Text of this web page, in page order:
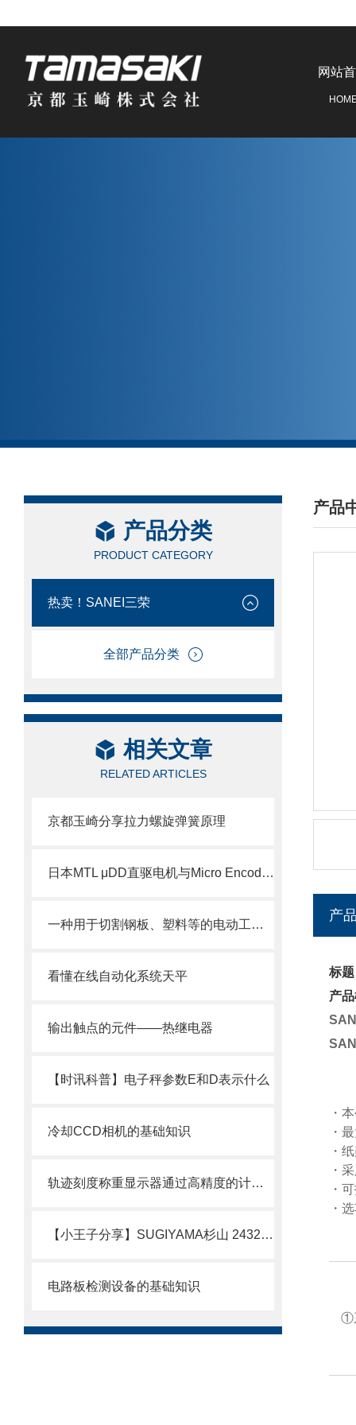
网站
产品分类
PRODUCT CATEGORY
热卖！SANEI三荣
全部产品分类
相关文章
RELATED ARTICLES
京都玉崎分享拉力螺旋弹簧原理
日本MTL μDD直驱电机与Micro Encoder编码器技术介绍
一种用于切割钢板、塑料等的电动工具——冲剪机
看懂在线自动化系统天平
输出触点的元件——热继电器
【时讯科普】电子秤参数E和D表示什么
冷却CCD相机的基础知识
轨迹刻度称重显示器通过高精度的计量和直观的轨迹刻度显示
【小王子分享】SUGIYAMA杉山 243297-05黄色 传感器连接线 简介
电路板检测设备的基础知识
产品
/
产
标
产
・
・
・
・
・
・
①